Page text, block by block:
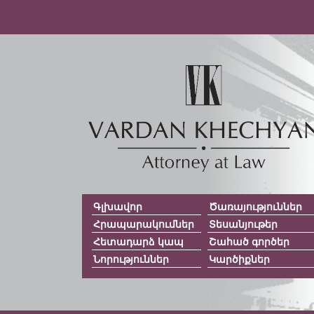
Գլխավոր
Ծառայություններ
Հրապարակումներ
Տեսանյութեր
Հետադարձ կապ
Շահած գործեր
Նորություններ
Կարծիքներ